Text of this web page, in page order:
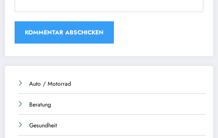
Auto / Motorrad
Beratung
Gesundheit